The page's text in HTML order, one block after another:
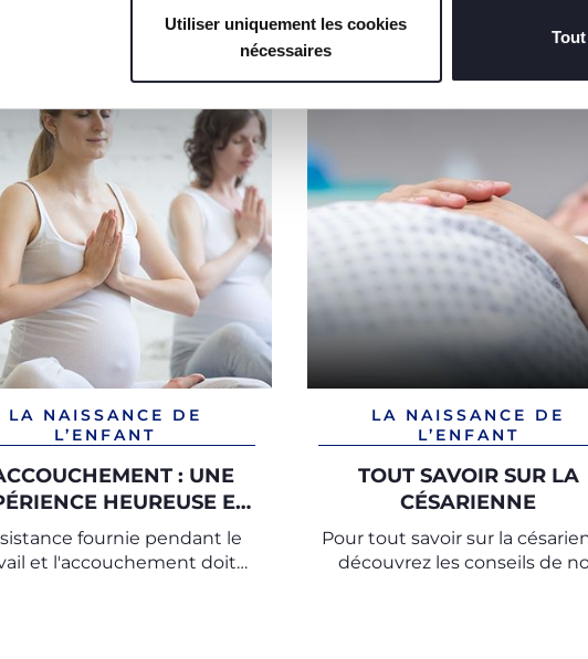
Utiliser uniquement les cookies
nécessaires
NOS RECOMMANDATIONS
LA NAISSANCE DE
L’ENFANT
: UNE
HEUREUSE ET
POSITIVE
fournie pendant le
et l'accouchement doit
LA NAISSANCE DE
L’ENFANT
TOUT SAVOIR SUR LA
CÉSARIENNE
Pour tout savoir sur la
découvrez les conseils de